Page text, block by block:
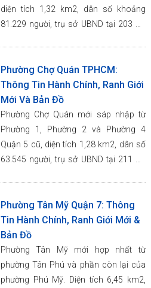
diện tích 1,32 km2, dân số khoảng
81.229 người, trụ sở UBND tại 203 An
Phường Chợ Quán TPHCM:
Thông Tin Hành Chính, Ranh Giới
Mới Và Bản Đồ
Phường Chợ Quán mới sáp nhập từ
Phường 1, Phường 2 và Phường 4
Quận 5 cũ, diện tích 1,28 km2, dân số
63.545 người, trụ sở UBND tại 211 An
Phường Tân Mỹ Quận 7: Thông
Tin Hành Chính, Ranh Giới Mới &
Bản Đồ
Phường Tân Mỹ mới hợp nhất từ
phường Tân Phú và phần còn lại của
phường Phú Mỹ. Diện tích 6,45 km2,